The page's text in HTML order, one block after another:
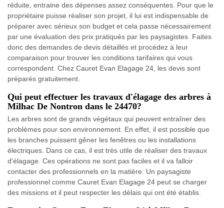
réduite, entraine des dépenses assez conséquentes. Pour que le
propriétaire puisse réaliser son projet, il lui est indispensable de
préparer avec sérieux son budget et cela passe nécessairement
par une évaluation des prix pratiqués par les paysagistes. Faites
donc des demandes de devis détaillés et procédez à leur
comparaison pour trouver les conditions tarifaires qui vous
correspondent. Chez Cauret Evan Elagage 24, les devis sont
préparés gratuitement.
Qui peut effectuer les travaux d'élagage des arbres à
Milhac De Nontron dans le 24470?
Les arbres sont de grands végétaux qui peuvent entraîner des
problèmes pour son environnement. En effet, il est possible que
les branches puissent gêner les fenêtres ou les installations
électriques. Dans ce cas, il est très utile de réaliser des travaux
d'élagage. Ces opérations ne sont pas faciles et il va falloir
contacter des professionnels en la matière. Un paysagiste
professionnel comme Cauret Evan Elagage 24 peut se charger
des missions et il peut respecter les délais qui ont été établis.